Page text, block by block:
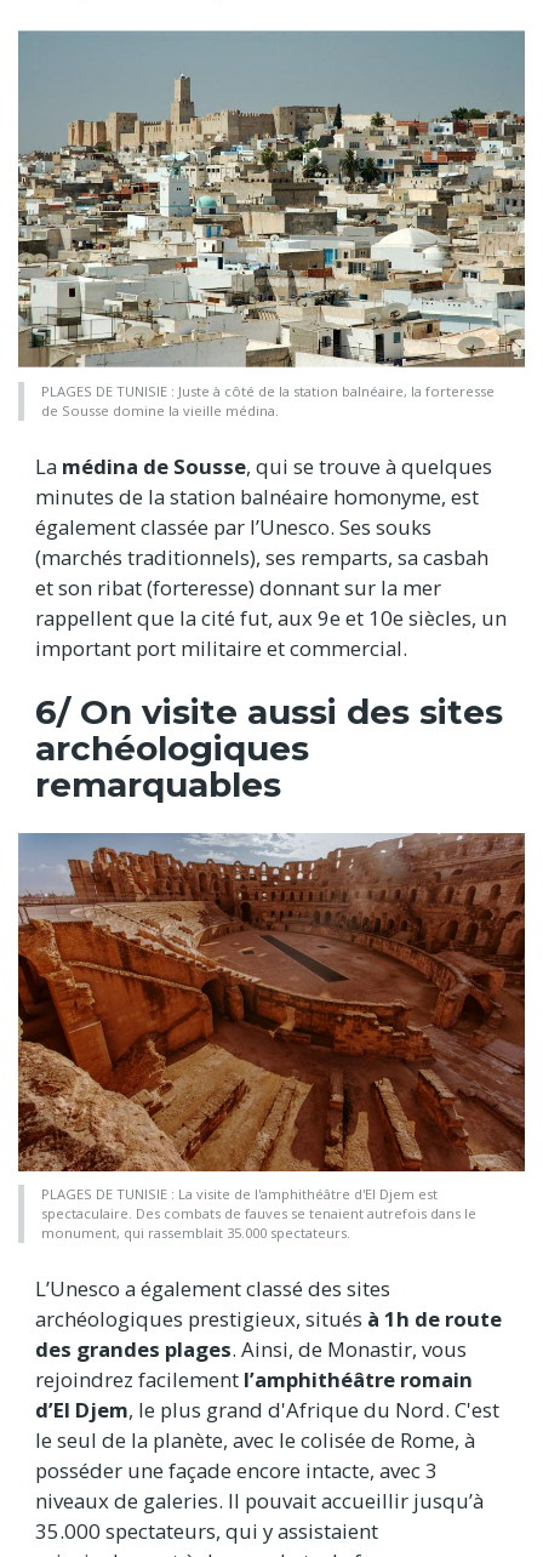
PLAGES DE TUNISIE : Juste à côté de la station balnéaire, la forteresse
de Sousse domine la vieille médina.
La médina de Sousse, qui se trouve à quelques
minutes de la station balnéaire homonyme, est
également classée par l’Unesco. Ses souks
(marchés traditionnels), ses remparts, sa casbah
et son ribat (forteresse) donnant sur la mer
rappellent que la cité fut, aux 9e et 10e siècles, un
important port militaire et commercial.
6/ On visite aussi des sites
archéologiques
remarquables
PLAGES DE TUNISIE : La visite de l'amphithéâtre d'El Djem est
spectaculaire. Des combats de fauves se tenaient autrefois dans le
monument, qui rassemblait 35.000 spectateurs.
L’Unesco a également classé des sites
archéologiques prestigieux, situés à 1h de route
des grandes plages. Ainsi, de Monastir, vous
rejoindrez facilement l’amphithéâtre romain
d’El Djem, le plus grand d'Afrique du Nord. C'est
le seul de la planète, avec le colisée de Rome, à
posséder une façade encore intacte, avec 3
niveaux de galeries. Il pouvait accueillir jusqu’à
35.000 spectateurs, qui y assistaient